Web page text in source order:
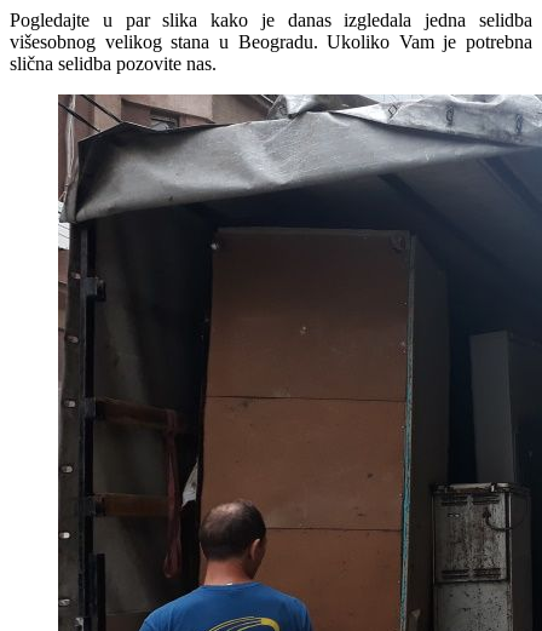
Pogledajte u par slika kako je danas izgledala jedna selidba
višesobnog velikog stana u Beogradu. Ukoliko Vam je potrebna
slična selidba pozovite nas.